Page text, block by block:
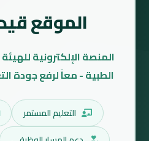
الموقع
المنصة الإلكترونية
الطبية - معاً لرفع جودة
التعليم المستمر